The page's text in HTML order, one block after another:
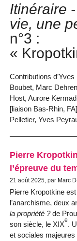
Itinéraire
vie, une
n°3 :
«
Contributions
Boubet, Marc
Host, Aurore
[liaison Bas-Rhin,
Pelletier, Yves
Pierre
l’épreuve du
21 août 2025, par Marc
Pierre Kropotkine
l’anarchisme, deux
la propriété ?de
son siècle, le XIXe.
et sociales majeures